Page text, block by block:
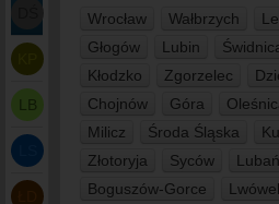
LB
Wrocław Wałbrzych
Głogów
Lubin
Kłodzko
Zgorzelec
Chojnów
Góra
Milicz
Środa Śląska
Złotoryja
Syców Lubań
Boguszów-Gorce